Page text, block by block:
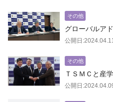
その他
グローバルア
公開日
その他
ＴＳＭＣと産
公開日